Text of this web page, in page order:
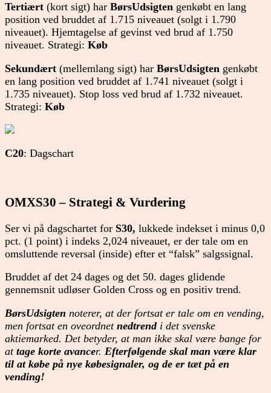
Tertiært (kort sigt) har BørsUdsigten genkøbt en lang
position ved bruddet af 1.715 niveauet (solgt i 1.790
niveauet). Hjemtagelse af gevinst ved brud af 1.750
niveauet. Strategi: Køb
Sekundært (mellemlang sigt) har BørsUdsigten genkøbt
en lang position ved bruddet af 1.741 niveauet (solgt i
1.735 niveauet). Stop loss ved brud af 1.732 niveauet.
Strategi: Køb
C20: Dagschart
OMXS30 – Strategi & Vurdering
Ser vi på dagschartet for S30, lukkede indekset i minus 0,0
pct. (1 point) i indeks 2,024 niveauet, er der tale om en
omsluttende reversal (inside) efter et “falsk” salgssignal.
Bruddet af det 24 dages og det 50. dages glidende
gennemsnit udløser Golden Cross og en positiv trend.
BørsUdsigten noterer, at der fortsat er tale om en vending,
men fortsat en oveordnet nedtrendi det svenske
aktiemarked. Det betyder, at man ikke skal være bange for
at tage korte avancer. Efterfølgende skal man være klar
til at købe på nye købesignaler, og de er tæt på en
vending!